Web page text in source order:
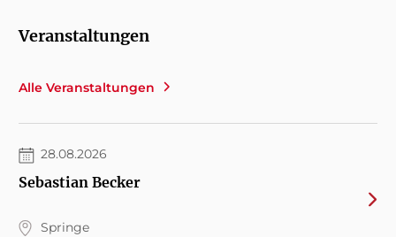
Veranstaltungen
Alle Veranstaltungen
28.08.2026
Sebastian Becker
Springe